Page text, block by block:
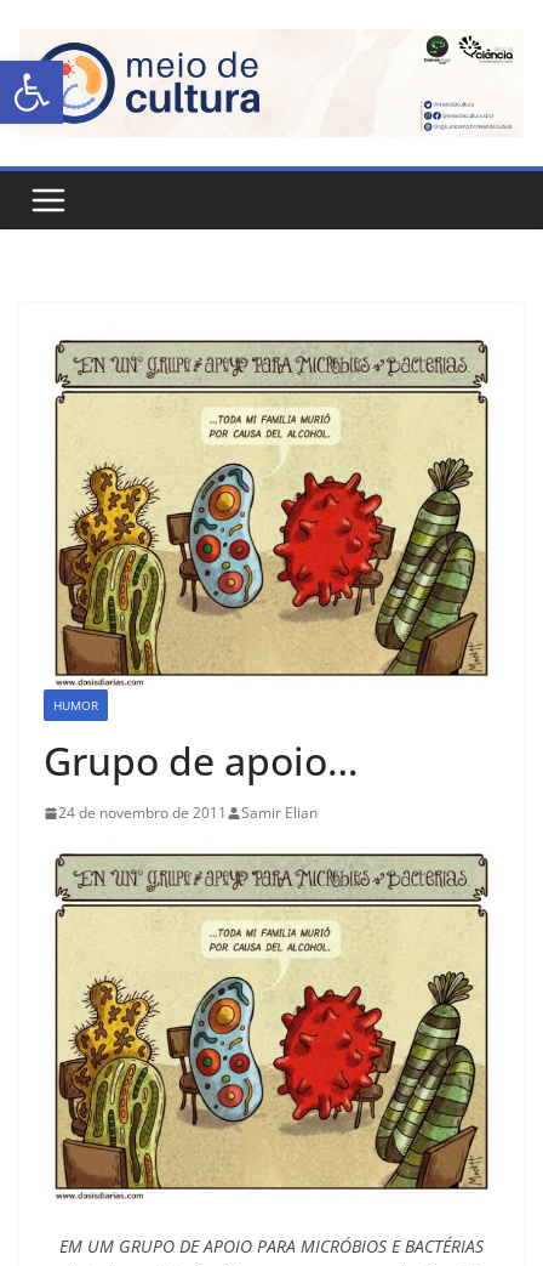
Abrir a barra de ferramentas
HUMOR
Grupo de apoio…
24 de novembro de 2011 Samir Elian
EM UM GRUPO DE APOIO PARA MICRÓBIOS E BACTÉRIAS